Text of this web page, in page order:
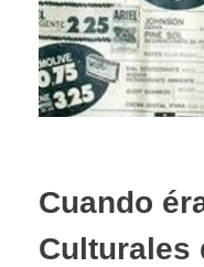
Cuando
Culturales